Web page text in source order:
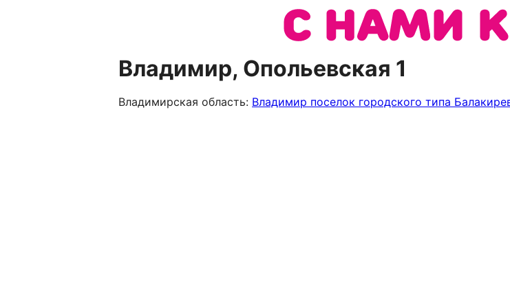
Владимир, Опольевская 1
Владимирская область: Владимир поселок городского типа